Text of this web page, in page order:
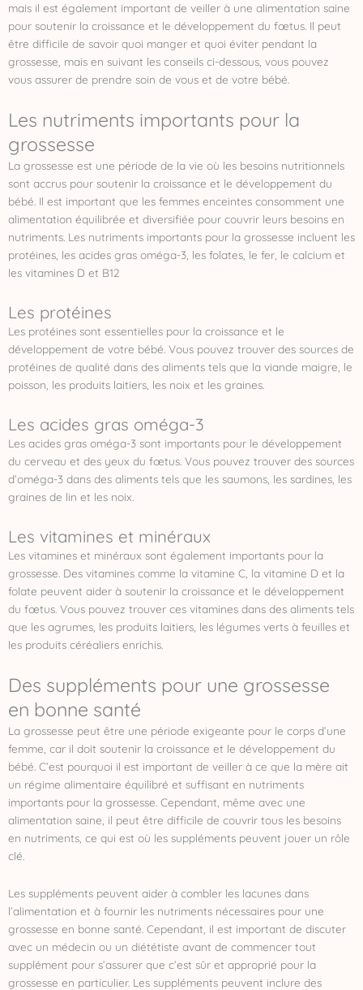
mais il est également important de veiller à une alimentation saine
pour soutenir la croissance et le développement du fœtus. Il peut
être difficile de savoir quoi manger et quoi éviter pendant la
grossesse, mais en suivant les conseils ci-dessous, vous pouvez
vous assurer de prendre soin de vous et de votre bébé.
Les nutriments importants pour la
grossesse
La grossesse est une période de la vie où les besoins nutritionnels
sont accrus pour soutenir la croissance et le développement du
bébé. Il est important que les femmes enceintes consomment une
alimentation équilibrée et diversifiée pour couvrir leurs besoins en
nutriments. Les nutriments importants pour la grossesse incluent les
protéines, les acides gras oméga-3, les folates, le fer, le calcium et
les vitamines D et B12
Les protéines
Les protéines sont essentielles pour la croissance et le
développement de votre bébé. Vous pouvez trouver des sources de
protéines de qualité dans des aliments tels que la viande maigre, le
poisson, les produits laitiers, les noix et les graines.
Les acides gras oméga-3
Les acides gras oméga-3 sont importants pour le développement
du cerveau et des yeux du fœtus. Vous pouvez trouver des sources
d’oméga-3 dans des aliments tels que les saumons, les sardines, les
graines de lin et les noix.
Les vitamines et minéraux
Les vitamines et minéraux sont également importants pour la
grossesse. Des vitamines comme la vitamine C, la vitamine D et la
folate peuvent aider à soutenir la croissance et le développement
du fœtus. Vous pouvez trouver ces vitamines dans des aliments tels
que les agrumes, les produits laitiers, les légumes verts à feuilles et
les produits céréaliers enrichis.
Des suppléments pour une grossesse
en bonne santé
La grossesse peut être une période exigeante pour le corps d’une
femme, car il doit soutenir la croissance et le développement du
bébé. C’est pourquoi il est important de veiller à ce que la mère ait
un régime alimentaire équilibré et suffisant en nutriments
importants pour la grossesse. Cependant, même avec une
alimentation saine, il peut être difficile de couvrir tous les besoins
en nutriments, ce qui est où les suppléments peuvent jouer un rôle
clé.
Les suppléments peuvent aider à combler les lacunes dans
l’alimentation et à fournir les nutriments nécessaires pour une
grossesse en bonne santé. Cependant, il est important de discuter
avec un médecin ou un diététiste avant de commencer tout
supplément pour s’assurer que c’est sûr et approprié pour la
grossesse en particulier. Les suppléments peuvent inclure des